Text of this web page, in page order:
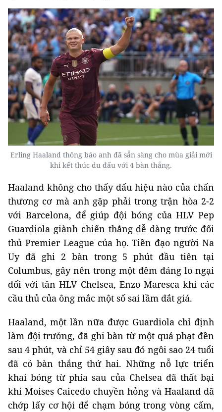
Erling Haaland thông báo anh đã sẵn sàng cho mùa giải mới
khi kết thúc du đấu với 4 bàn thắng.
Haaland không cho thấy dấu hiệu nào của chấn
thương cơ mà anh gặp phải trong trận hòa 2-2
với Barcelona, để giúp đội bóng của HLV Pep
Guardiola giành chiến thắng dễ dàng trước đối
thủ Premier League của họ. Tiền đạo người Na
Uy đã ghi 2 bàn trong 5 phút đầu tiên tại
Columbus, gây nên trong một đêm đáng lo ngại
đối với tân HLV Chelsea, Enzo Maresca khi các
cầu thủ của ông mắc một số sai lầm đắt giá.
Haaland, một lần nữa được Guardiola chỉ định
làm đội trưởng, đã ghi bàn từ một quả phạt đền
sau 4 phút, và chỉ 54 giây sau đó ngôi sao 24 tuổi
đã có bàn thắng thứ hai. Những nỗ lực triển
khai bóng từ phía sau của Chelsea đã thất bại
khi Moises Caicedo chuyền hỏng và Haaland đã
chớp lấy cơ hội để chạm bóng trong vòng cấm,